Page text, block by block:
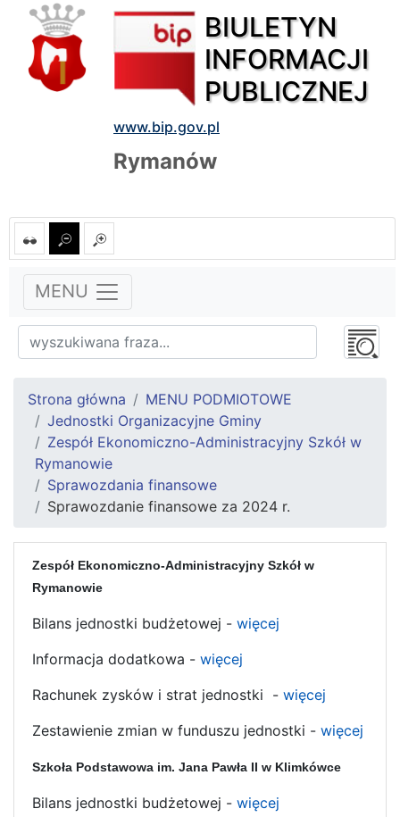
BIULETYN
INFORMACJI
PUBLICZNEJ
www.bip.gov.pl
Rymanów
MENU
Strona główna
MENU PODMIOTOWE
Jednostki Organizacyjne Gminy
Zespół Ekonomiczno-Administracyjny Szkół w
Rymanowie
Sprawozdania finansowe
Sprawozdanie finansowe za 2024 r.
Zespół Ekonomiczno-Administracyjny Szkół w
Rymanowie
Bilans jednostki budżetowej - więcej
Informacja dodatkowa - więcej
Rachunek zysków i strat jednostki - więcej
Zestawienie zmian w funduszu jednostki - więcej
Szkoła Podstawowa im. Jana Pawła II w Klimkówce
Bilans jednostki budżetowej - więcej